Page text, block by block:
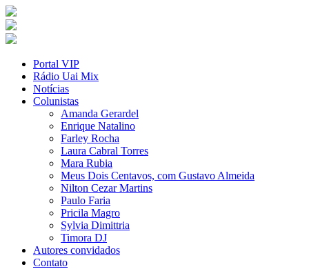
Portal VIP
Rádio Uai Mix
Notícias
Colunistas
Amanda Gerardel
Enrique Natalino
Farley Rocha
Laura Cabral Torres
Mara Rubia
Meus Dois Centavos, com Gustavo Almeida
Nilton Cezar Martins
Paulo Faria
Pricila Magro
Sylvia Dimittria
Timora DJ
Autores convidados
Contato